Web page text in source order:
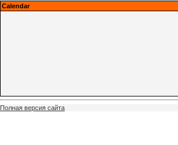
Calendar
Полная версия сайта